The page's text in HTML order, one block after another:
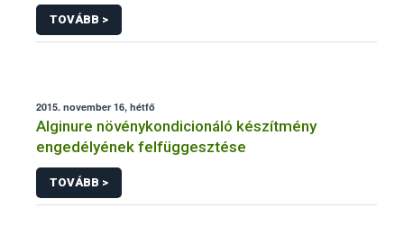
TOVÁBB >
2015. november 16, hétfő
Alginure növénykondicionáló készítmény
engedélyének felfüggesztése
TOVÁBB >